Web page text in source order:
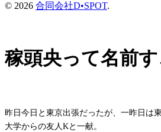
© 2026 合同会社D•SPOT.
稼頭央って名前
昨日今日と東京出張だったが、一昨日は
大学からの友人Kと一献。